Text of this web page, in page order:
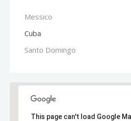
Messico
Cuba
Santo Domingo
This page can't load Google